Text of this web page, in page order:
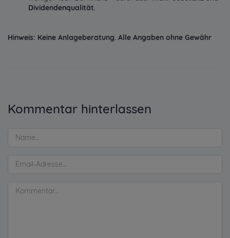
Dividendenqualität.
Hinweis: Keine Anlageberatung. Alle Angaben ohne Gewähr
Kommentar hinterlassen